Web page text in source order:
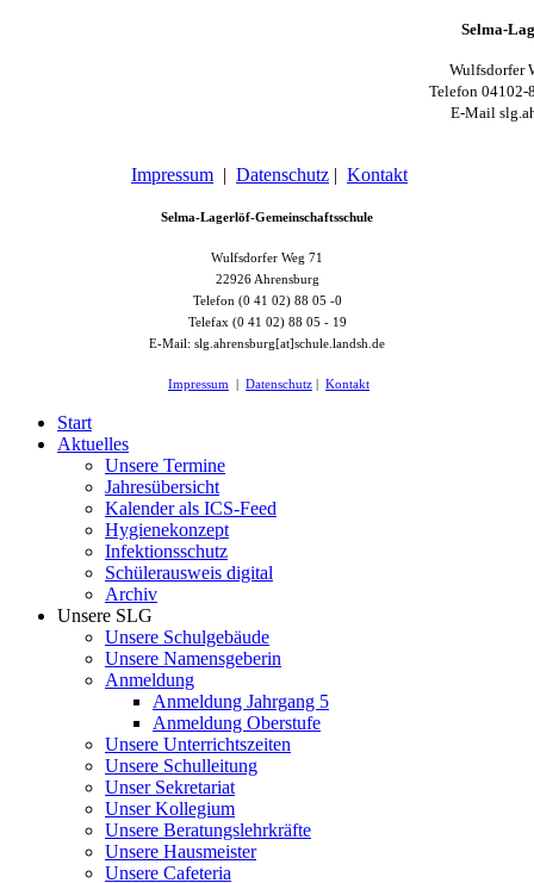
Selma-
Wulfsdorfer
Telefon 04102-
E-Mail
Impressum | Datenschutz | Kontakt
Selma-Lagerlöf-Gemeinschaftsschule
Wulfsdorfer Weg 71
22926 Ahrensburg
Telefon (0 41 02) 88 05 -0
Telefax (0 41 02) 88 05 - 19
E-Mail: slg.ahrensburg[at]schule.landsh.de
Impressum Datenschutz Kontakt
Start
Aktuelles
Unsere Termine
Jahresübersicht
Kalender als ICS-Feed
Hygienekonzept
Infektionsschutz
Schülerausweis digital
Archiv
Unsere SLG
Unsere Schulgebäude
Unsere Namensgeberin
Anmeldung
Anmeldung Jahrgang 5
Anmeldung Oberstufe
Unsere Unterrichtszeiten
Unsere Schulleitung
Unser Sekretariat
Unser Kollegium
Unsere Beratungslehrkräfte
Unsere Hausmeister
Unsere Cafeteria